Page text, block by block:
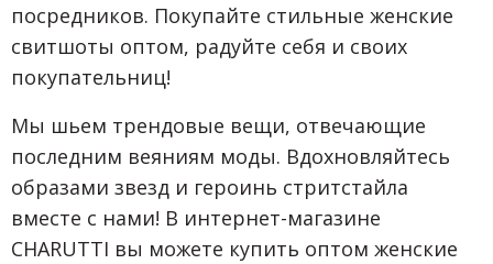
посредников. Покупайте стильные женские
свитшоты оптом, радуйте себя и своих
покупательниц!
Мы шьем трендовые вещи, отвечающие
последним веяниям моды. Вдохновляйтесь
образами звезд и героинь стритстайла
вместе с нами! В интернет-магазине
CHARUTTI вы можете купить оптом женские